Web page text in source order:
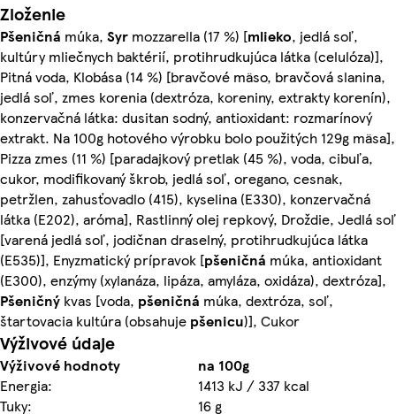
Zloženie
Pšeničná múka, Syr mozzarella (17 %) [mlieko, jedlá soľ,
kultúry mliečnych baktérií, protihrudkujúca látka (celulóza)],
Pitná voda, Klobása (14 %) [bravčové mäso, bravčová slanina,
jedlá soľ, zmes korenia (dextróza, koreniny, extrakty korenín),
konzervačná látka: dusitan sodný, antioxidant: rozmarínový
extrakt. Na 100g hotového výrobku bolo použitých 129g mäsa],
Pizza zmes (11 %) [paradajkový pretlak (45 %), voda, cibuľa,
cukor, modifikovaný škrob, jedlá soľ, oregano, cesnak,
petržlen, zahusťovadlo (415), kyselina (E330), konzervačná
látka (E202), aróma], Rastlinný olej repkový, Droždie, Jedlá soľ
[varená jedlá soľ, jodičnan draselný, protihrudkujúca látka
(E535)], Enyzmatický prípravok [pšeničná múka, antioxidant
(E300), enzýmy (xylanáza, lipáza, amyláza, oxidáza), dextróza],
Pšeničný kvas [voda, pšeničná múka, dextróza, soľ,
štartovacia kultúra (obsahuje pšenicu)], Cukor
Výživové údaje
Výživové hodnoty
na 100g
Energia:
1413 kJ / 337 kcal
Tuky:
16 g